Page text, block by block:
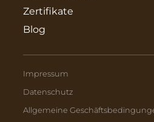
Zertifikate
Blog
Impressum
Datenschutz
Allgemeine